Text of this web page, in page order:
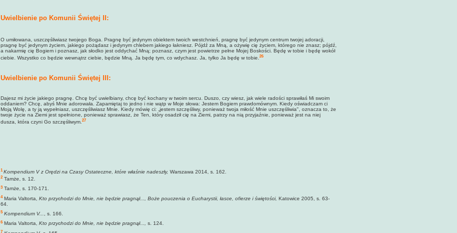
Uwielbienie po Komunii Świętej II:
O umiłowana, uszczęśliwiasz twojego Boga. Pragnę być jedynym obiektem twoich westchnień, pragnę być jedynym centrum twojej adoracji,
pragnę być jedynym życiem, jakiego pożądasz i jedynym chlebem jakiego łakniesz. Pójdź za Mną, a ożywię cię życiem, którego nie znasz; pójdź,
a nakarmię cię Bogiem i poznasz, jak słodko jest oddychać Mną; poznasz, czym jest powietrze pełne Mojej Boskości. Będę w tobie i będę wokół
ciebie. Wszystko co będzie wewnątrz ciebie, będzie Mną. Ja będę tym, co wdychasz. Ja, tylko Ja będę w tobie. 26
Uwielbienie po Komunii Świętej III:
Dajesz mi życie jakiego pragnę. Chcę być uwielbiany, chcę być kochany w twoim sercu. Duszo, czy wiesz, jak wiele radości sprawiłaś Mi swoim
oddaniem? Chcę, abyś Mnie adorowała. Zapamiętaj to jedno i nie wątp w Moje słowa: Jestem Bogiem prawdomównym. Kiedy oświadczam ci
Moją Wolę, a ty ją wypełniasz, uszczęśliwiasz Mnie. Kiedy mówię ci: „jestem szczęśliwy, ponieważ twoja miłość Mnie uszczęśliwia", oznacza to, że
twoje życie na Ziemi jest spełnione, ponieważ sprawiasz, że Ten, który osadził cię na Ziemi, patrzy na nią przyjaźnie, ponieważ jest na niej
dusza, która czyni Go szczęśliwym. 27
1 Kompendium V z Orędzi na Czasy Ostateczne, które właśnie nadeszły, Warszawa 2014, s. 162.
2Tamże, s. 12.
3 Tamże, s. 170-171.
4Maria Valtorta, Kto przychodzi do Mnie, nie będzie pragnął..., Boże pouczenia o Eucharystii, łasce, ofierze i świętości, Katowice 2005, s. 63-
64.
5 Kompendium V..., s. 166.
6 Maria Valtorta, Kto przychodzi do Mnie, nie będzie pragnął..., s. 124.
7